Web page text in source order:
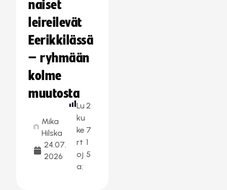
naiset
leireilevät
Eerikkilässä
– ryhmään
kolme
muutosta
Mika
Hilska
24.07.
2026
Lu
ku
ke
rt
oj
a:
2
7
1
5